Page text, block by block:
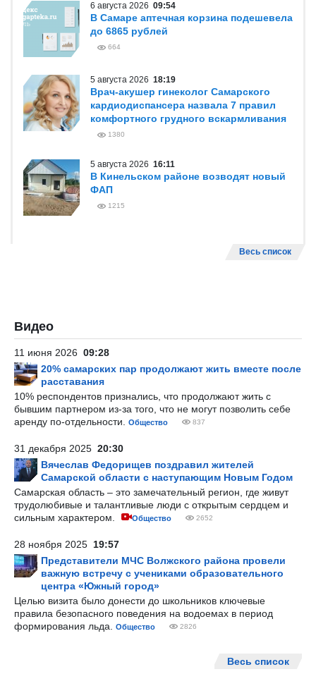
6 августа 2026 09:54
В Самаре аптечная корзина подешевела
до 6865 рублей
664
5 августа 2026 18:19
Врач-акушер гинеколог Самарского
кардиодиспансера назвала 7 правил
комфортного грудного вскармливания
1380
5 августа 2026 16:11
В Кинельском районе возводят новый
ФАП
1215
Весь список
Видео
11 июня 2026 09:28
20% самарских пар продолжают жить вместе после
расставания
10% респондентов признались, что продолжают жить с
бывшим партнером из-за того, что не могут позволить себе
аренду по-отдельности.
Общество 837
31 декабря 2025 20:30
Вячеслав Федорищев поздравил жителей
Самарской области с наступающим Новым Годом
Самарская область – это замечательный регион, где живут
трудолюбивые и талантливые люди с открытым сердцем и
сильным характером.
Общество 2652
28 ноября 2025 19:57
Представители МЧС Волжского района провели
важную встречу с учениками образовательного
центра «Южный город»
Целью визита было донести до школьников ключевые
правила безопасного поведения на водоемах в период
формирования льда.
Общество 2826
Весь список